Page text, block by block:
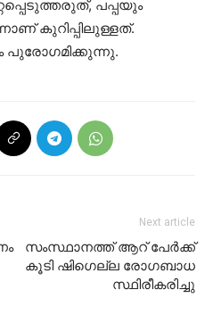
പപ്പയും
കുറിപ്പിലുള്ളത്.
Next article
സംസ്ഥാനത്ത് ആറ് പേര്‍ക്ക്
കൂടി ഷിഗെല്ല രോഗബാധ
സ്ഥിരീകരിച്ചു